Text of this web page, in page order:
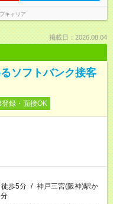
キャリア
掲載日：2026.08.04
ソフトバンク接客
登録・面接OK
歩5分 / 神戸三宮(阪神)駅か